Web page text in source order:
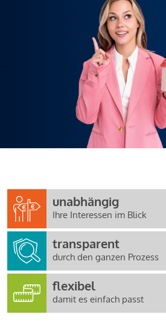
unabhängig
Ihre Interessen im Blick
transparent
durch den ganzen Prozess
flexibel
damit es einfach passt